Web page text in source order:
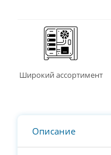
Широкий ассортимент
Описание